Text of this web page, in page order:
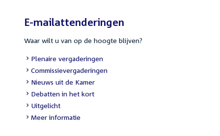
E-mailattenderingen
Waar wilt u van op de hoogte blijven?
External
link:
Plenaire vergaderingen
External
link:
Commissievergaderingen
External
link:
Nieuws uit de Kamer
External
link:
Debatten in het kort
External
link:
Uitgelicht
Meer informatie